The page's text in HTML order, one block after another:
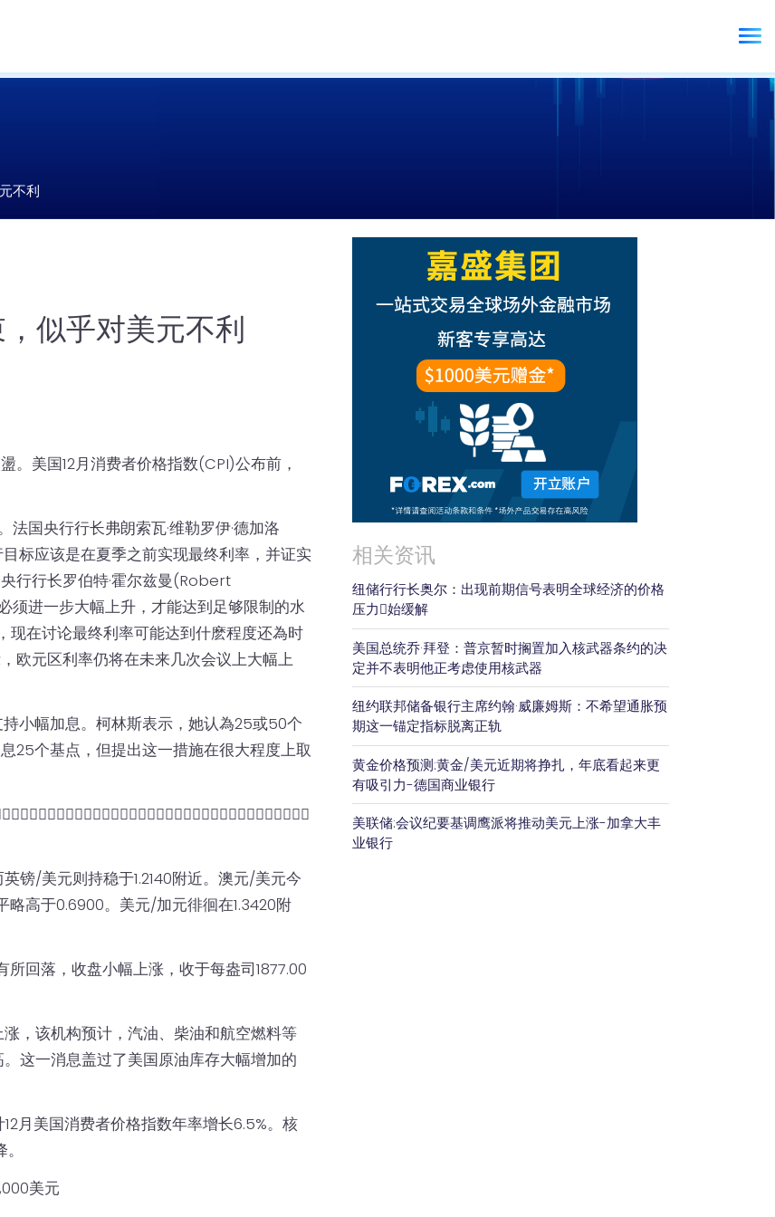
不利
似乎对美元不利
。美国12月消费者价格指数(CPI)公布前，
国央行行长弗朗索瓦·维勒罗伊·德加洛
应该是在夏季之前实现最终利率，并证实
行行长罗伯特·霍尔兹曼(Robert
进一步大幅上升，才能达到足够限制的水
现在讨论最终利率可能达到什麽程度还為时
欧元区利率仍将在未来几次会议上大幅上
小幅加息。柯林斯表示，她认為25或50个
25个基点，但提出这一措施在很大程度上取
谈判，但补充说，有关安排应以俄罗斯的条件為基础。俄
镑/美元则持稳于1.2140附近。澳元/美元今
略高于0.6900。美元/加元徘徊在1.3420附
所回落，收盘小幅上涨，收于每盎司1877.00
，该机构预计，汽油、柴油和航空燃料等
这一消息盖过了美国原油库存大幅增加的
月美国消费者价格指数年率增长6.5%。核
美元
相关资讯
纽储行行长奥尔：出现前期信号表明全球经济的价格
压力𫔭始缓解
美国总统乔·拜登：普京暂时搁置加入核武器条约的决
定并不表明他正考虑使用核武器
纽约联邦储备银行主席约翰·威廉姆斯：不希望通胀预
期这一锚定指标脱离正轨
黄金价格预测:黄金/美元近期将挣扎，年底看起来更
有吸引力-德国商业银行
美联储:会议纪要基调鹰派将推动美元上涨-加拿大丰
业银行